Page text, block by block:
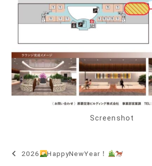
Screenshot
投2026 HappyNewYear！